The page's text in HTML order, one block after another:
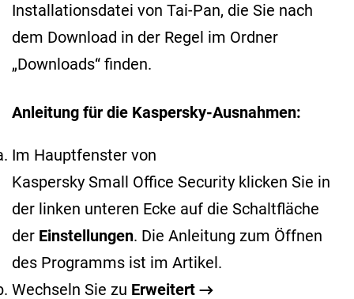
Installationsdatei von Tai-Pan, die Sie nach
dem Download in der Regel im Ordner
„Downloads“ finden.
Anleitung für die Kaspersky-Ausnahmen:
Im Hauptfenster von
Kaspersky Small Office Security klicken Sie in
der linken unteren Ecke auf die Schaltfläche
der Einstellungen. Die Anleitung zum Öffnen
des Programms ist im Artikel.
Wechseln Sie zu Erweitert →